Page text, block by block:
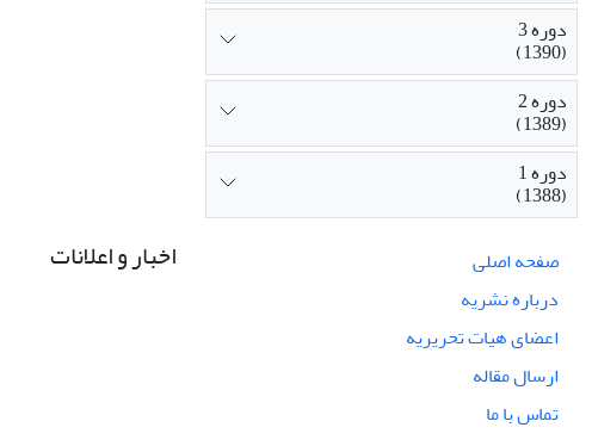
دوره 3
(1390)
دوره 2
(1389)
دوره 1
(1388)
صفحه اصلی
درباره نشریه
اعضای هیات تحریریه
ارسال مقاله
تماس با ما
اخبار و اعلانات